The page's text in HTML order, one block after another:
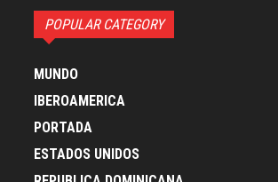
POPULAR CATEGORY
MUNDO
IBEROAMERICA
PORTADA
ESTADOS UNIDOS